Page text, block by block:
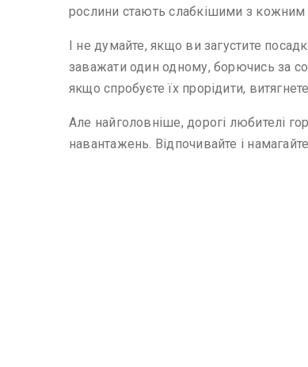
рослини стають слабкішими з кожним
І не думайте, якщо ви загустите
заважати один одному, борючись за
якщо спробуєте їх прорідити,
Але найголовніше, дорогі любителі
навантажень. Відпочивайте і